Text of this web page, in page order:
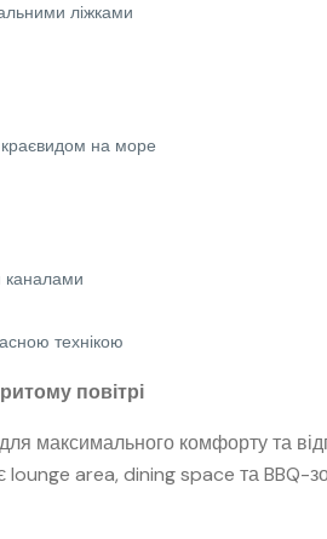
ліжками
на море
каналами
технікою
повітрі
максимального комфорту та
lounge area, dining space та